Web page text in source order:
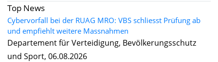
Top News
Cybervorfall bei der RUAG MRO: VBS schliesst Prüfung ab
und empfiehlt weitere Massnahmen
Departement für Verteidigung, Bevölkerungsschutz
und Sport, 06.08.2026